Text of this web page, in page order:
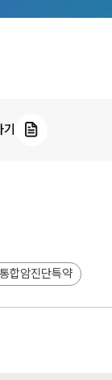
통합암진단특약